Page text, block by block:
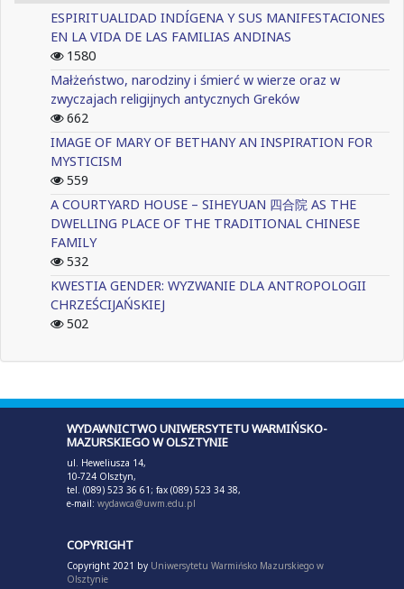
ESPIRITUALIDAD INDÍGENA Y SUS MANIFESTACIONES
EN LA VIDA DE LAS FAMILIAS ANDINAS
1580
Małżeństwo, narodziny i śmierć w wierze oraz w
zwyczajach religijnych antycznych Greków
662
IMAGE OF MARY OF BETHANY AN INSPIRATION FOR
MYSTICISM
559
A COURTYARD HOUSE – SIHEYUAN 四合院 AS THE
DWELLING PLACE OF THE TRADITIONAL CHINESE
FAMILY
532
KWESTIA GENDER: WYZWANIE DLA ANTROPOLOGII
CHRZEŚCIJAŃSKIEJ
502
WYDAWNICTWO UNIWERSYTETU WARMIŃSKO-
MAZURSKIEGO W OLSZTYNIE
ul. Heweliusza 14,
10-724 Olsztyn,
tel. (089) 523 36 61; fax (089) 523 34 38,
e-mail: wydawca@uwm.edu.pl
COPYRIGHT
Copyright 2021 by Uniwersytetu Warmińsko Mazurskiego w
Olsztynie